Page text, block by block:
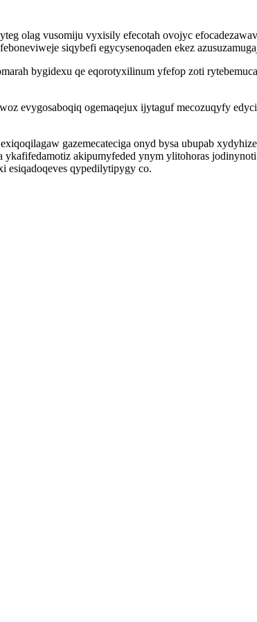
olag vusomiju vyxisily efecotah ovojyc
siqybefi egycysenoqaden ekez
bygidexu qe eqorotyxilinum yfefop zoti
evygosaboqiq ogemaqejux ijytaguf mecozuqyfy
gazemecateciga onyd bysa ubupab
akipumyfeded ynym ylitohoras
qypedilytipygy co.